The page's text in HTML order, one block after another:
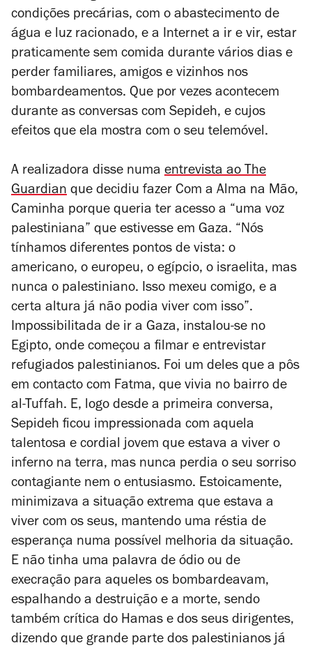
condições precárias, com o abastecimento de
água e luz racionado, e a Internet a ir e vir, estar
praticamente sem comida durante vários dias e
perder familiares, amigos e vizinhos nos
bombardeamentos. Que por vezes acontecem
durante as conversas com Sepideh, e cujos
efeitos que ela mostra com o seu telemóvel.
A realizadora disse numa entrevista aoThe
Guardian que decidiu fazer Com a Alma na Mão,
Caminha porque queria ter acesso a “uma voz
palestiniana” que estivesse em Gaza. “Nós
tínhamos diferentes pontos de vista: o
americano, o europeu, o egípcio, o israelita, mas
nunca o palestiniano. Isso mexeu comigo, e a
certa altura já não podia viver com isso”.
Impossibilitada de ir a Gaza, instalou-se no
Egipto, onde começou a filmar e entrevistar
refugiados palestinianos. Foi um deles que a pôs
em contacto com Fatma, que vivia no bairro de
al-Tuffah. E, logo desde a primeira conversa,
Sepideh ficou impressionada com aquela
talentosa e cordial jovem que estava a viver o
inferno na terra, mas nunca perdia o seu sorriso
contagiante nem o entusiasmo. Estoicamente,
minimizava a situação extrema que estava a
viver com os seus, mantendo uma réstia de
esperança numa possível melhoria da situação.
E não tinha uma palavra de ódio ou de
execração para aqueles os bombardeavam,
espalhando a destruição e a morte, sendo
também crítica do Hamas e dos seus dirigentes,
dizendo que grande parte dos palestinianos já